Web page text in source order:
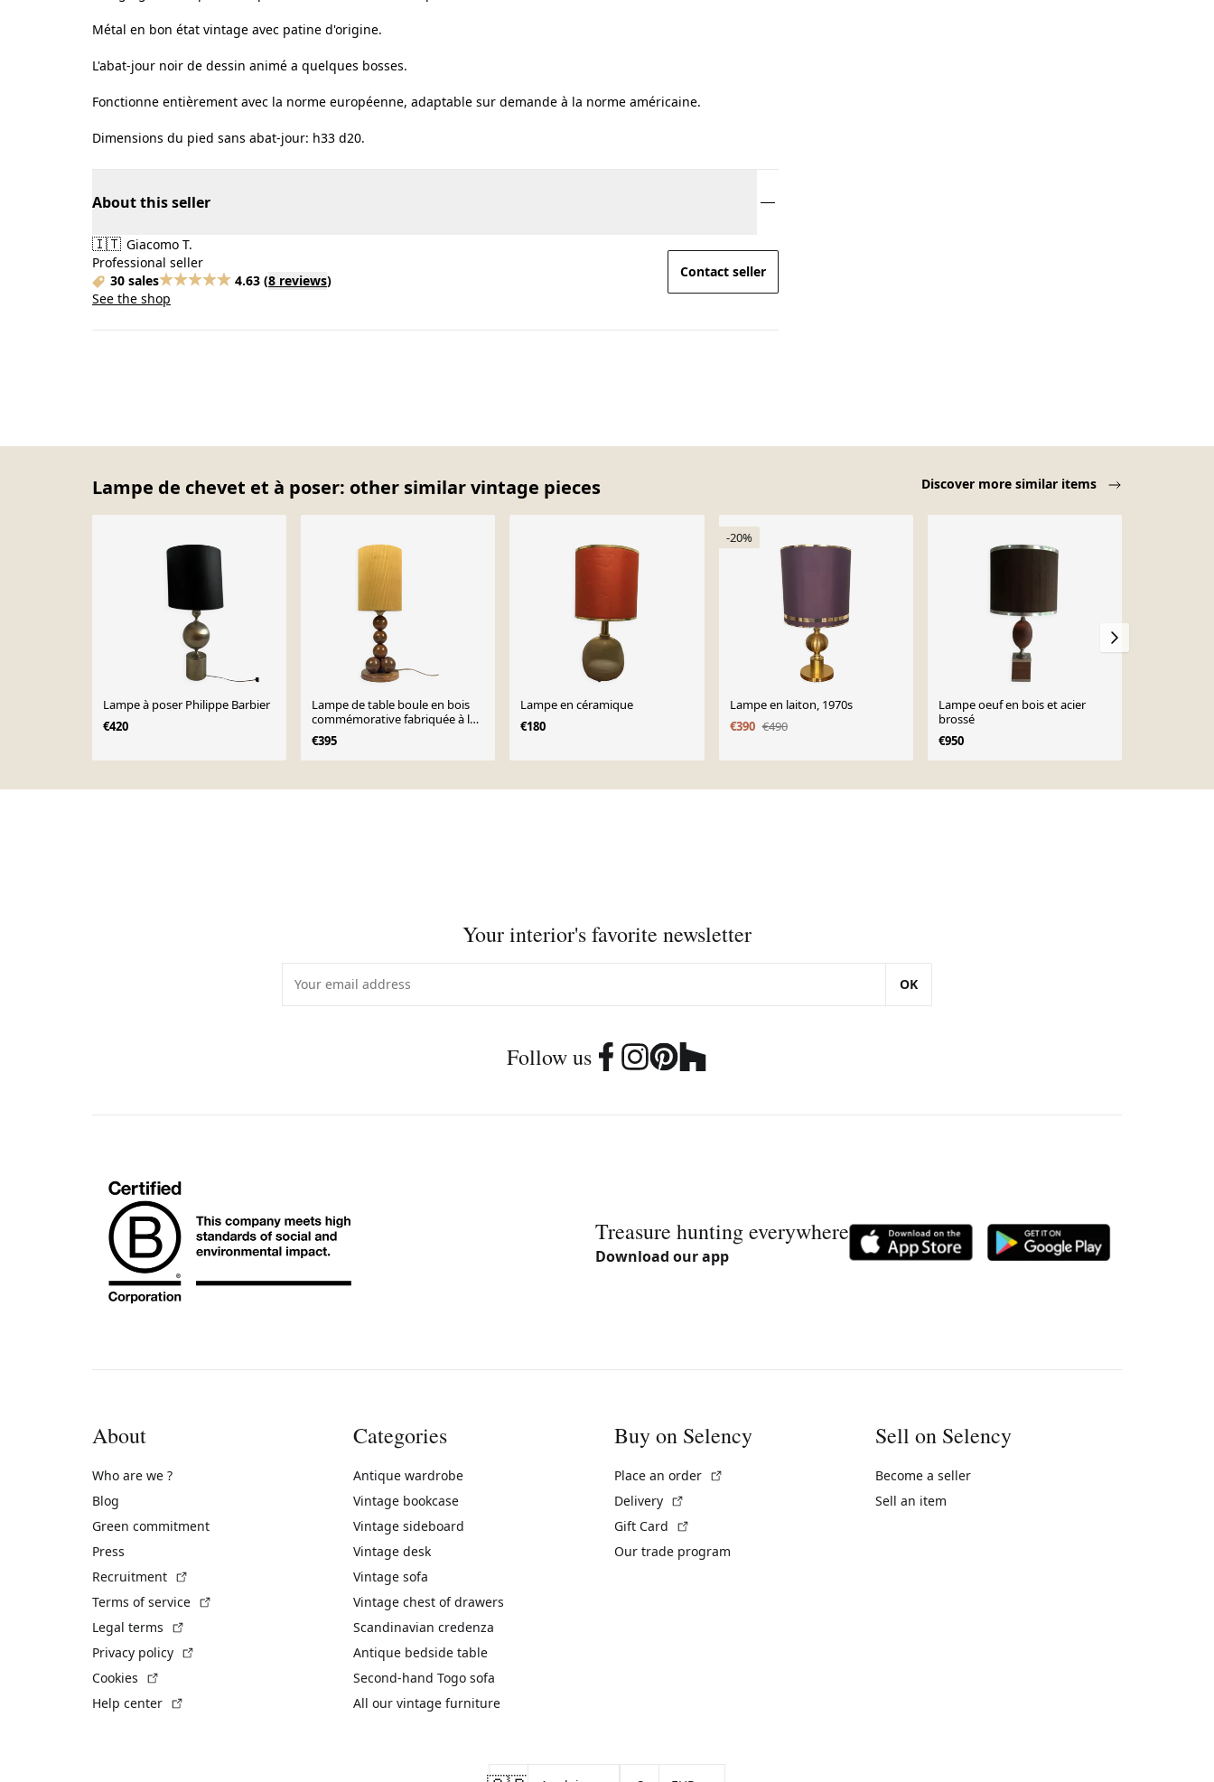
Métal en bon état vintage avec patine d'origine.
L'abat-jour noir de dessin animé a quelques bosses.
Fonctionne entièrement avec la norme européenne, adaptable sur demande à la norme américaine.
Dimensions du pied sans abat-jour: h33 d20.
About this seller
🇮🇹 Giacomo T.
Professional seller
30 sales
4.63 (8 reviews)
See the shop
Contact seller
Lampe de chevet et à poser: other similar vintage pieces Discover more similar items
Lampe à poser Philippe Barbier
€420
Lampe de table boule en bois
commémorative fabriquée à la
main, pays-bas, 1976
€395
Lampe en céramique
€180
-20%
Lampe en laiton, 1970s
€390 €490
Lampe oeuf en bois et acier
brossé
€950
Your interior's favorite newsletter
OK
Follow us
Treasure hunting everywhere
Download our app
About
Who are we ?
Blog
Green commitment
Press
Recruitment
Terms of service
Legal terms
Privacy policy
Cookies
Help center
Categories
Antique wardrobe
Vintage bookcase
Vintage sideboard
Vintage desk
Vintage sofa
Vintage chest of drawers
Scandinavian credenza
Antique bedside table
Second-hand Togo sofa
All our vintage furniture
Buy on Selency
Place an order
Delivery
Gift Card
Our trade program
Sell on Selency
Become a seller
Sell an item